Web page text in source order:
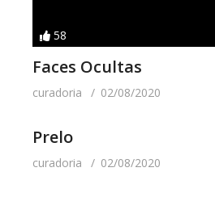
58
Faces Ocultas
curadoria 02/08/2020
Prelo
curadoria 02/08/2020